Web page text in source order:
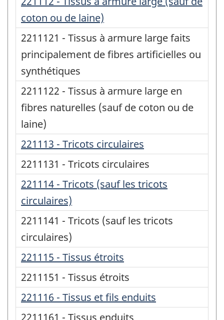
coton ou de laine)
2211121 - Tissus à armure large faits
principalement de fibres artificielles ou
synthétiques
2211122 - Tissus à armure large en
fibres naturelles (sauf de coton ou de
laine)
221113 - Tricots circulaires
2211131 - Tricots circulaires
221114 - Tricots (sauf les tricots
circulaires)
2211141 - Tricots (sauf les tricots
circulaires)
221115 - Tissus étroits
2211151 - Tissus étroits
221116 - Tissus et fils enduits
2211161 - Tissus enduits